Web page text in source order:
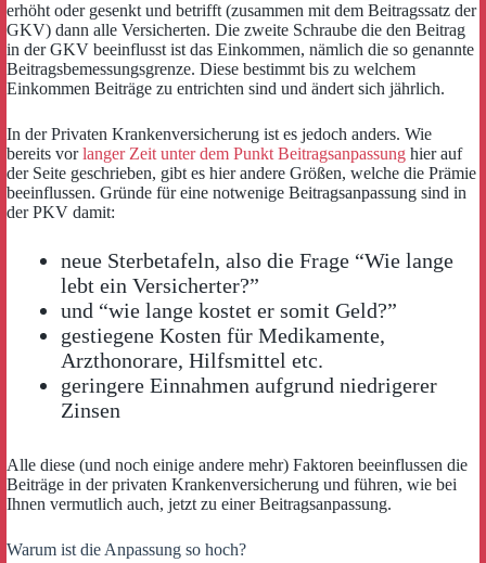
erhöht oder gesenkt und betrifft (zusammen mit dem Beitragssatz der
GKV) dann alle Versicherten. Die zweite Schraube die den Beitrag
in der GKV beeinflusst ist das Einkommen, nämlich die so genannte
Beitragsbemessungsgrenze. Diese bestimmt bis zu welchem
Einkommen Beiträge zu entrichten sind und ändert sich jährlich.
In der Privaten Krankenversicherung ist es jedoch anders. Wie
bereits vorlanger Zeit unter dem Punkt Beitragsanpassung hier auf
der Seite geschrieben, gibt es hier andere Größen, welche die Prämie
beeinflussen. Gründe für eine notwenige Beitragsanpassung sind in
der PKV damit:
neue Sterbetafeln, also die Frage “Wie lange
lebt ein Versicherter?”
und “wie lange kostet er somit Geld?”
gestiegene Kosten für Medikamente,
Arzthonorare, Hilfsmittel etc.
geringere Einnahmen aufgrund niedrigerer
Zinsen
Alle diese (und noch einige andere mehr) Faktoren beeinflussen die
Beiträge in der privaten Krankenversicherung und führen, wie bei
Ihnen vermutlich auch, jetzt zu einer Beitragsanpassung.
Warum ist die Anpassung so hoch?